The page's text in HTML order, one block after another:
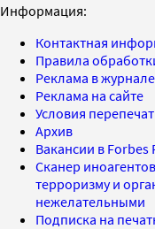
Информация:
Контактная
Правила
Реклама в журнале
Реклама на сайте
Условия
Архив
Вакансии в Forbes
Сканер
терроризму и
нежелательными
Подписка на